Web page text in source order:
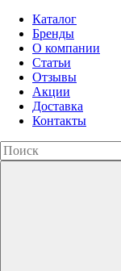
Каталог
Бренды
О компании
Статьи
Отзывы
Акции
Доставка
Контакты